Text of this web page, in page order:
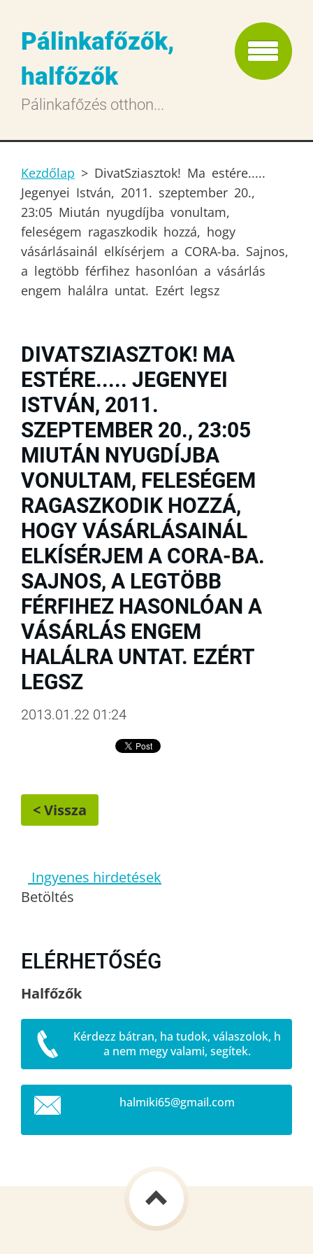
Pálinkafőzők,
halfőzők
Pálinkafőzés otthon...
Kezdőlap > DivatSziasztok! Ma estére.....
Jegenyei István, 2011. szeptember 20.,
23:05 Miután nyugdíjba vonultam,
feleségem ragaszkodik hozzá, hogy
vásárlásainál elkísérjem a CORA-ba. Sajnos,
a legtöbb férfihez hasonlóan a vásárlás
engem halálra untat. Ezért legsz
DIVATSZIASZTOK! MA
ESTÉRE..... JEGENYEI
ISTVÁN, 2011.
SZEPTEMBER 20., 23:05
MIUTÁN NYUGDÍJBA
VONULTAM, FELESÉGEM
RAGASZKODIK HOZZÁ,
HOGY VÁSÁRLÁSAINÁL
ELKÍSÉRJEM A CORA-BA.
SAJNOS, A LEGTÖBB
FÉRFIHEZ HASONLÓAN A
VÁSÁRLÁS ENGEM
HALÁLRA UNTAT. EZÉRT
LEGSZ
2013.01.22 01:24
< Vissza
Ingyenes hirdetések
Betöltés
ELÉRHETŐSÉG
Halfőzők
Kérdezz bátran, ha tudok, válaszolok, h
a nem megy valami, segítek.
halmiki65@gmail.com